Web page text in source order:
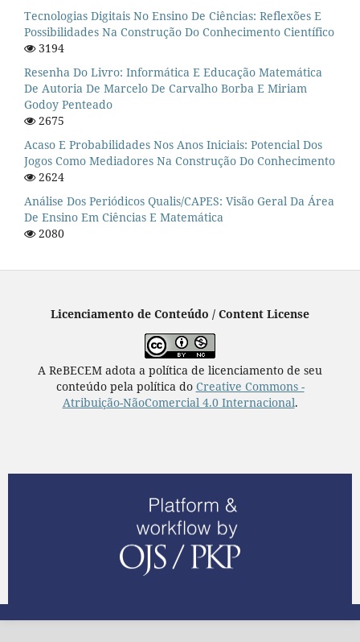
Tecnologias Digitais No Ensino De Ciências: Reflexões E
Possibilidades Na Construção Do Conhecimento Científico
3194
Resenha Do Livro: Informática E Educação Matemática
De Autoria De Marcelo De Carvalho Borba E Miriam
Godoy Penteado
2675
Acaso E Probabilidades Nos Anos Iniciais: Potencial Dos
Jogos Como Mediadores Na Construção Do Conhecimento
2624
Análise Dos Periódicos Qualis/CAPES: Visão Geral Da Área
De Ensino Em Ciências E Matemática
2080
Licenciamento de Conteúdo / Content License
A ReBECEM adota a política de licenciamento de seu
conteúdo pela política do Creative Commons -
Atribuição-NãoComercial 4.0 Internacional.